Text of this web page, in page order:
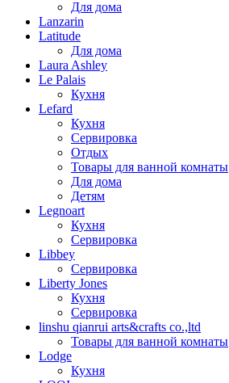
Для дома
Lanzarin
Latitude
Для дома
Laura Ashley
Le Palais
Кухня
Lefard
Кухня
Сервировка
Отдых
Товары для ванной комнаты
Для дома
Детям
Legnoart
Кухня
Сервировка
Libbey
Сервировка
Liberty Jones
Кухня
Сервировка
linshu qianrui arts&crafts co.,ltd
Товары для ванной комнаты
Lodge
Кухня